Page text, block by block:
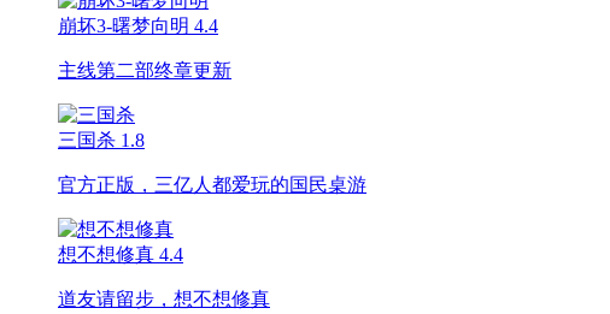
崩坏3-曙梦向明 4.4
主线第二部终章更新
三国杀 1.8
官方正版，三亿人都爱玩的国民桌游
想不想修真 4.4
道友请留步，想不想修真